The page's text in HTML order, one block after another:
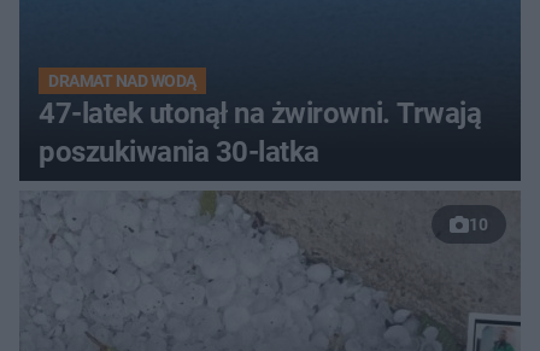
DRAMAT NAD WODĄ
47-latek utonął na żwirowni. Trwają
poszukiwania 30-latka
10